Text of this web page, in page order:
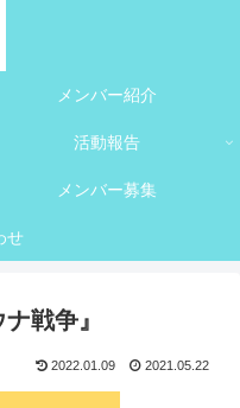
メンバー紹介
活動報告
メンバー募集
せ
戦争』
2022.01.09 2021.05.22